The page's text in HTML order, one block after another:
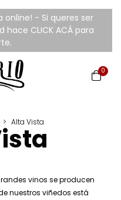
online! - Si queres ser
CLICK ACÁ para
0
> Alta Vista
vinos se producen
nuestros viñedos está